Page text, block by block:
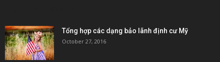
Tổng hợp các dạng bảo lãnh định cư Mỹ
October 27, 2016